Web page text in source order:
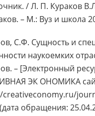
/ Л. П. Кураков
– М.: Вуз и школа
С.Ф. Сущность и
наукоемких
– [Электронный
ЭК ОНОМИКА
обращения: